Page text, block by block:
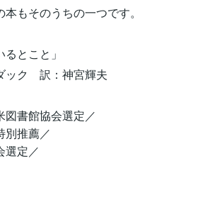
もそのうちの一つです。
とこと」
ック 訳：神宮輝夫
図書館協会選定／
別推薦／
選定／